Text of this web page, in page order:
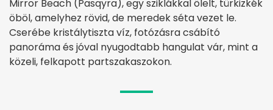
Mirror Beach (Pasqyra), egy sziklákkal ölelt, türkizkék
öböl, amelyhez rövid, de meredek séta vezet le.
Cserébe kristálytiszta víz, fotózásra csábító
panoráma és jóval nyugodtabb hangulat vár, mint a
közeli, felkapott partszakaszokon.